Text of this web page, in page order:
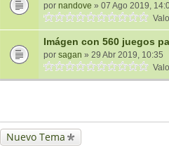
por nandove » 07 Ago 2019,
Imágen con 560 juegos
por sagan » 29 Abr 2019, 10:35
Nuevo Tema